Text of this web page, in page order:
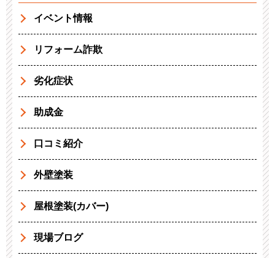
イベント情報
リフォーム詐欺
劣化症状
助成金
口コミ紹介
外壁塗装
屋根塗装(カバー)
現場ブログ